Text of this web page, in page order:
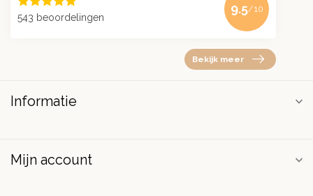
543 beoordelingen
9.5/10
Bekijk meer
Informatie
Mijn account